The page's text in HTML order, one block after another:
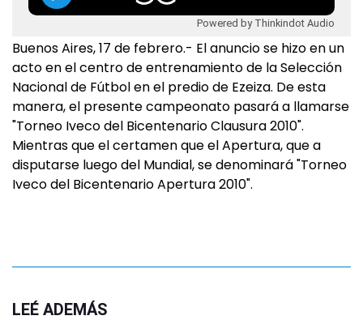
Powered by Thinkindot Audio
Buenos Aires, 17 de febrero.- El anuncio se hizo en un
acto en el centro de entrenamiento de la Selección
Nacional de Fútbol en el predio de Ezeiza. De esta
manera, el presente campeonato pasará a llamarse
"Torneo Iveco del Bicentenario Clausura 2010".
Mientras que el certamen que el Apertura, que a
disputarse luego del Mundial, se denominará "Torneo
Iveco del Bicentenario Apertura 2010".
LEÉ ADEMÁS